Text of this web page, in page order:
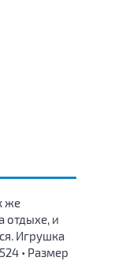
же
отдыхе, и
Игрушка
• Размер